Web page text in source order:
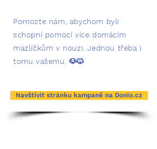
Pomozte nám, abychom byli
schopní pomocí více domácím
mazlíčkům v nouzi. Jednou třeba i
tomu vašemu. 🐶🐱
Navštívit stránku kampaně na Donio.cz